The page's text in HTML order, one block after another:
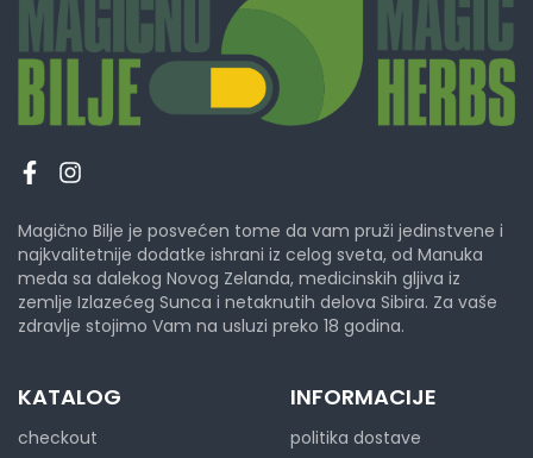
Magično Bilje je posvećen tome da vam pruži jedinstvene i
najkvalitetnije dodatke ishrani iz celog sveta, od Manuka
meda sa dalekog Novog Zelanda, medicinskih gljiva iz
zemlje Izlazećeg Sunca i netaknutih delova Sibira. Za vaše
zdravlje stojimo Vam na usluzi preko 18 godina.
KATALOG
checkout
INFORMACIJE
politika dostave